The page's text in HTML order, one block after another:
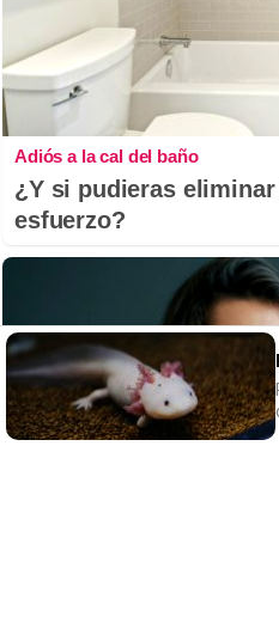
Adiós a la cal del baño
¿Y si pudieras
esfuerzo?